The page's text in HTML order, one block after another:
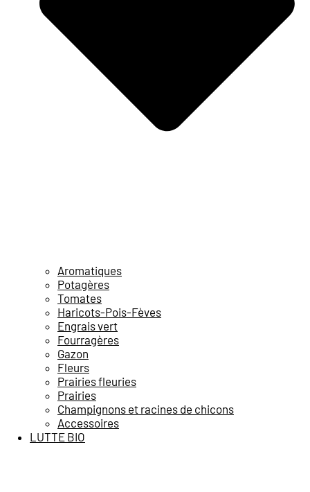
Aromatiques
Potagères
Tomates
Haricots-Pois-Fèves
Engrais vert
Fourragères
Gazon
Fleurs
Prairies fleuries
Prairies
Champignons et racines de chicons
Accessoires
LUTTE BIO